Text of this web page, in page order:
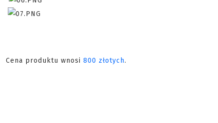
Cena produktu wnosi 800 złotych.